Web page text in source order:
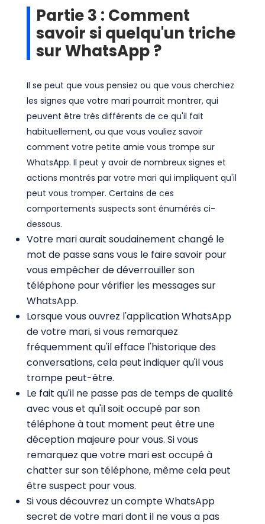
Partie 3 : Comment
savoir si quelqu'un triche
sur WhatsApp ?
Il se peut que vous pensiez ou que vous cherchiez
les signes que votre mari pourrait montrer, qui
peuvent être très différents de ce qu'il fait
habituellement, ou que vous vouliez savoir
comment votre petite amie vous trompe sur
WhatsApp. Il peut y avoir de nombreux signes et
actions montrés par votre mari qui impliquent qu'il
peut vous tromper. Certains de ces
comportements suspects sont énumérés ci-
dessous.
Votre mari aurait soudainement changé le
mot de passe sans vous le faire savoir pour
vous empêcher de déverrouiller son
téléphone pour vérifier les messages sur
WhatsApp.
Lorsque vous ouvrez l'application WhatsApp
de votre mari, si vous remarquez
fréquemment qu'il efface l'historique des
conversations, cela peut indiquer qu'il vous
trompe peut-être.
Le fait qu'il ne passe pas de temps de qualité
avec vous et qu'il soit occupé par son
téléphone à tout moment peut être une
déception majeure pour vous. Si vous
remarquez que votre mari est occupé à
chatter sur son téléphone, même cela peut
être suspect pour vous.
Si vous découvrez un compte WhatsApp
secret de votre mari dont il ne vous a pas